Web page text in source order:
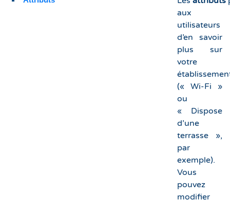
aux
utilisateurs
d’en savoir
plus sur
votre
(« Wi-Fi »
ou
« Dispose
d’une
terrasse »,
par
exemple).
Vous
pouvez
modifier